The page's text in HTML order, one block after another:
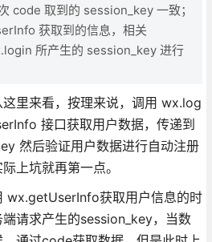
code 取到的 session_key 一致；
获取到的信息，相关
所产生的 session_key 进行
里来看，按理来说，调用 wx.log
接口获取用户数据，传递到
然后验证用户数据进行自动注册
上坑就再第一点。
wx.getUserInfo获取用户信息的时
请求产生的session_key，当数